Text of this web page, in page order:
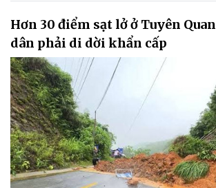
Hơn 30 điểm sạt lở ở Tuyên
dân phải di dời khẩn cấp